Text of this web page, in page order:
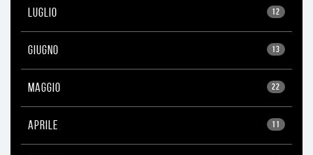
12
LUGLIO
13
GIUGNO
22
MAGGIO
11
APRILE